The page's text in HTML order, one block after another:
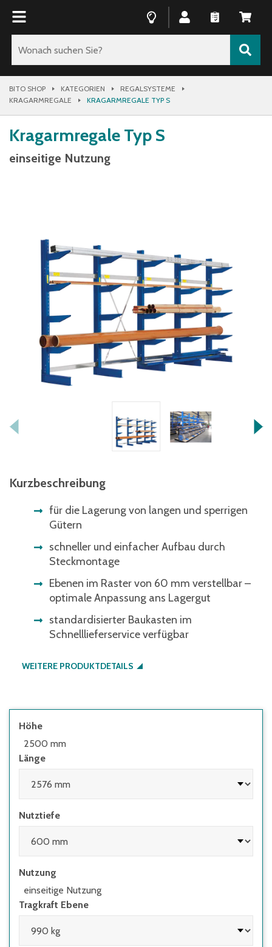
BITO SHOP KATEGORIEN
REGALSYSTEME
KRAGARMREGALE
KRAGARMREGALE TYP S
Kragarmregale Typ S
einseitige Nutzung
Kurzbeschreibung
für die Lagerung von langen und sperrigen
Gütern
schneller und einfacher Aufbau durch
Steckmontage
Ebenen im Raster von 60 mm verstellbar –
optimale Anpassung ans Lagergut
standardisierter Baukasten im
Schnelllieferservice verfügbar
WEITERE PRODUKTDETAILS
Höhe
2500 mm
Länge
Nutztiefe
Nutzung
einseitige Nutzung
Tragkraft Ebene